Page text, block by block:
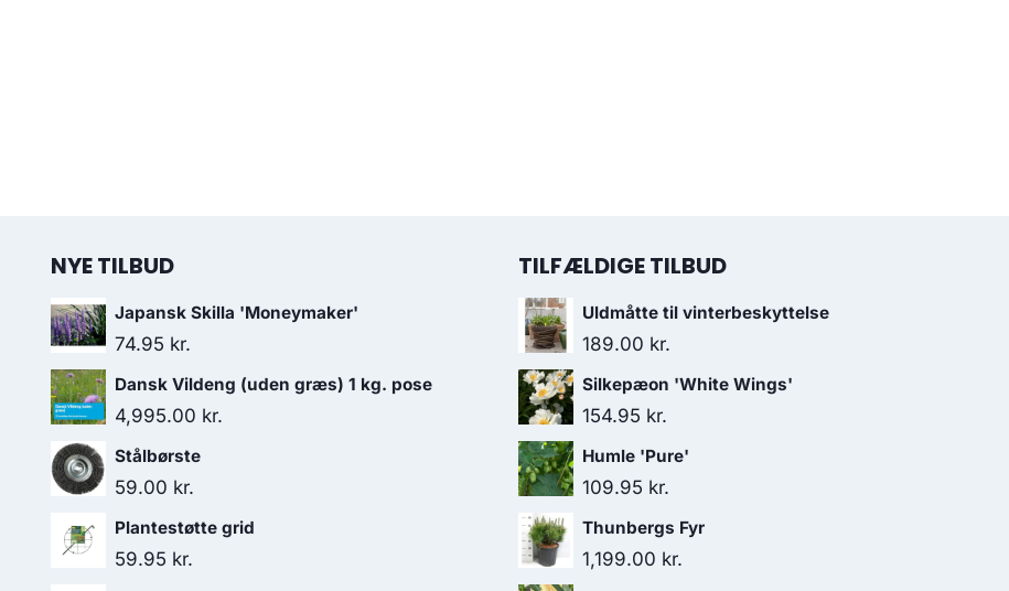
NYE TILBUD
Japansk Skilla 'Moneymaker'
74.95 kr.
Dansk Vildeng (uden græs) 1 kg. pose
4,995.00 kr.
Stålbørste
59.00 kr.
Plantestøtte grid
59.95 kr.
TILFÆLDIGE TILBUD
Uldmåtte til vinterbeskyttelse
189.00 kr.
Silkepæon 'White Wings'
154.95 kr.
Humle 'Pure'
109.95 kr.
Thunbergs Fyr
1,199.00 kr.